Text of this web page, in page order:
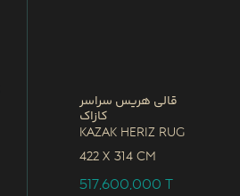
قالی هریس سراسر
کازاک
Kazak Heriz Rug
422 x 314 CM
517,600,000T